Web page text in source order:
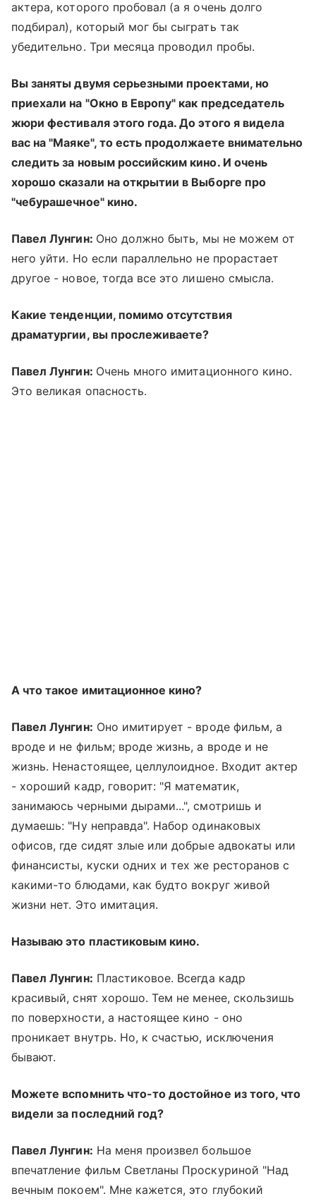
актера, которого пробовал (а я очень долго
подбирал), который мог бы сыграть так
убедительно. Три месяца проводил пробы.
Вы заняты двумя серьезными проектами, но
приехали на "Окно в Европу" как председатель
жюри фестиваля этого года. До этого я видела
вас на "Маяке", то есть продолжаете внимательно
следить за новым российским кино. И очень
хорошо сказали на открытии в Выборге про
"чебурашечное" кино.
Павел Лунгин: Оно должно быть, мы не можем от
него уйти. Но если параллельно не прорастает
другое - новое, тогда все это лишено смысла.
Какие тенденции, помимо отсутствия
драматургии, вы прослеживаете?
Павел Лунгин: Очень много имитационного кино.
Это великая опасность.
А что такое имитационное кино?
Павел Лунгин: Оно имитирует - вроде фильм, а
вроде и не фильм; вроде жизнь, а вроде и не
жизнь. Ненастоящее, целлулоидное. Входит актер
- хороший кадр, говорит: "Я математик,
занимаюсь черными дырами...", смотришь и
думаешь: "Ну неправда". Набор одинаковых
офисов, где сидят злые или добрые адвокаты или
финансисты, куски одних и тех же ресторанов с
какими-то блюдами, как будто вокруг живой
жизни нет. Это имитация.
Называю это пластиковым кино.
Павел Лунгин: Пластиковое. Всегда кадр
красивый, снят хорошо. Тем не менее, скользишь
по поверхности, а настоящее кино - оно
проникает внутрь. Но, к счастью, исключения
бывают.
Можете вспомнить что-то достойное из того, что
видели за последний год?
Павел Лунгин: На меня произвел большое
впечатление фильм Светланы Проскуриной "Над
вечным покоем". Мне кажется, это глубокий